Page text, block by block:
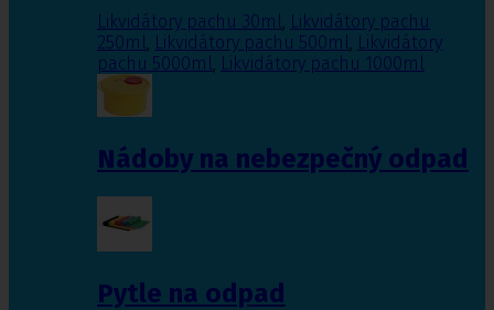
Likvidátory pachu 30ml, Likvidátory pachu
250ml, Likvidátory pachu 500ml, Likvidátory
pachu 5000ml, Likvidátory pachu 1000ml
Nádoby na nebezpečný odpad
Pytle na odpad